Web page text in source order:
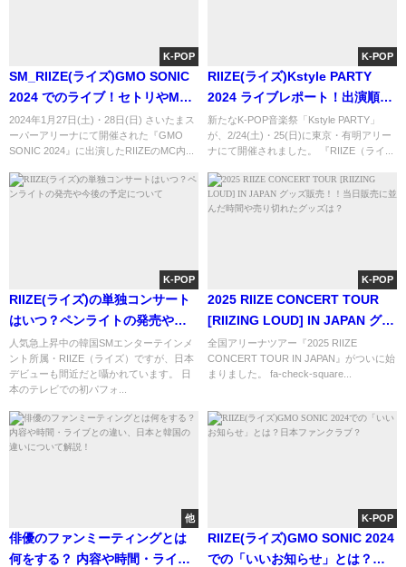
K-POP
SM_RIIZE(ライズ)GMO SONIC
2024 でのライブ！セトリやMC
の内容、年齢制限など
2024年1月27日(土)・28日(日) さいたまス
ーパーアリーナにて開催された『GMO
SONIC 2024』に出演したRIIZEのMC内...
K-POP
RIIZE(ライズ)Kstyle PARTY
2024 ライブレポート！出演順や
ペンライトについて
新たなK-POP音楽祭「Kstyle PARTY」
が、2/24(土)・25(日)に東京・有明アリー
ナにて開催されました。 『RIIZE（ライ...
K-POP
RIIZE(ライズ)の単独コンサート
はいつ？ペンライトの発売や今
後の予定について
人気急上昇中の韓国SMエンターテインメ
ント所属・RIIZE（ライズ）ですが、日本
デビューも間近だと囁かれています。 日
本のテレビでの初パフォ...
K-POP
2025 RIIZE CONCERT TOUR
[RIIZING LOUD] IN JAPAN グッ
ズ販売！！当日販売に並んだ時
間や売り切れたグッズは？
全国アリーナツアー『2025 RIIZE
CONCERT TOUR IN JAPAN』がついに始
まりました。 fa-check-square...
他
俳優のファンミーティングとは
何をする？ 内容や時間・ライブ
K-POP
RIIZE(ライズ)GMO SONIC 2024
での「いいお知らせ」とは？日